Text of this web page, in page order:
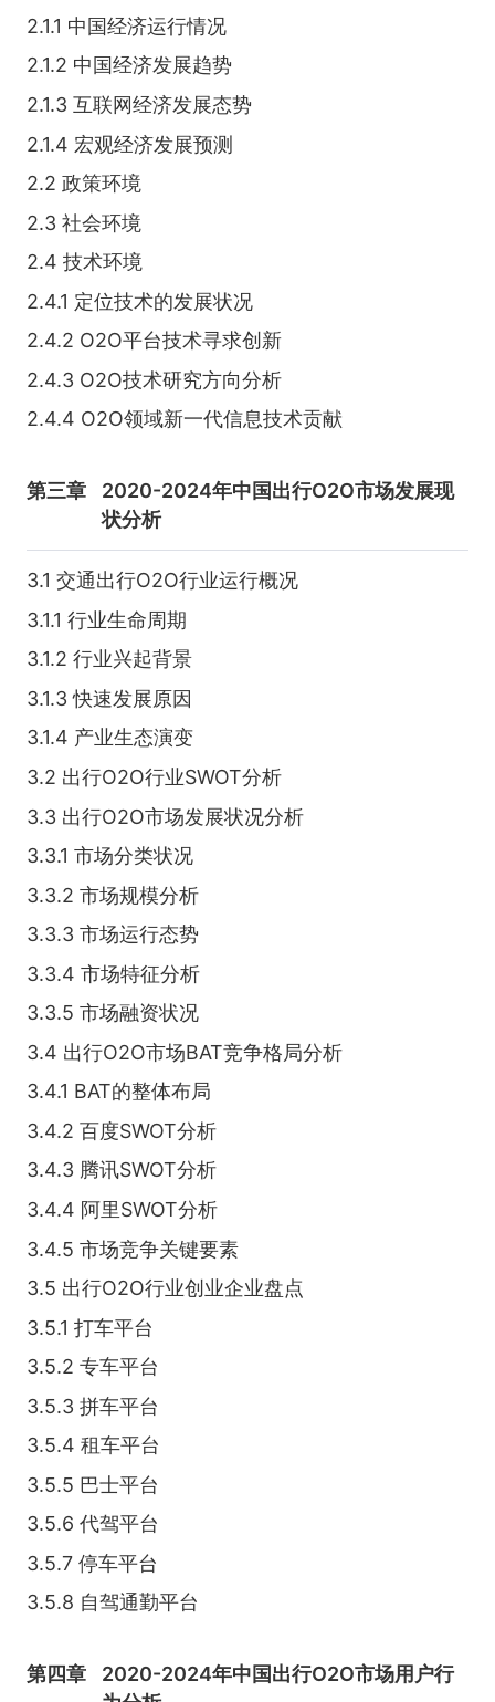
2.1.1 中国经济运行情况
2.1.2 中国经济发展趋势
2.1.3 互联网经济发展态势
2.1.4 宏观经济发展预测
2.2 政策环境
2.3 社会环境
2.4 技术环境
2.4.1 定位技术的发展状况
2.4.2 O2O平台技术寻求创新
2.4.3 O2O技术研究方向分析
2.4.4 O2O领域新一代信息技术贡献
第三章
2020-2024年中国出行O2O市场发展现
状分析
3.1 交通出行O2O行业运行概况
3.1.1 行业生命周期
3.1.2 行业兴起背景
3.1.3 快速发展原因
3.1.4 产业生态演变
3.2 出行O2O行业SWOT分析
3.3 出行O2O市场发展状况分析
3.3.1 市场分类状况
3.3.2 市场规模分析
3.3.3 市场运行态势
3.3.4 市场特征分析
3.3.5 市场融资状况
3.4 出行O2O市场BAT竞争格局分析
3.4.1 BAT的整体布局
3.4.2 百度SWOT分析
3.4.3 腾讯SWOT分析
3.4.4 阿里SWOT分析
3.4.5 市场竞争关键要素
3.5 出行O2O行业创业企业盘点
3.5.1 打车平台
3.5.2 专车平台
3.5.3 拼车平台
3.5.4 租车平台
3.5.5 巴士平台
3.5.6 代驾平台
3.5.7 停车平台
3.5.8 自驾通勤平台
第四章
2020-2024年中国出行O2O市场用户行